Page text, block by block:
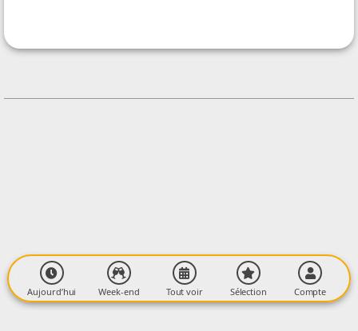
CONTACT
Contacter l'organisateur
Aujourd’hui Week-end Tout voir Sélection Compte